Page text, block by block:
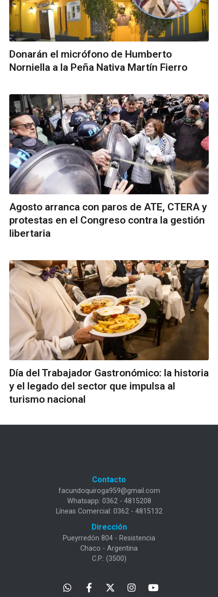
Donarán el micrófono de Humberto
Norniella a la Peña Nativa Martín Fierro
Agosto arranca con paros de ATE, CTERA y
protestas en el Congreso contra la gestión
libertaria
Día del Trabajador Gastronómico: la historia
y el legado del sector que impulsa al
turismo nacional
Contacto
facundoquiroga959@gmail.com
Whatsapp: 0362 - 4815208
Líneas Comercial: 0362 - 4815132
Dirección
Pueyrredón 804 - Resistencia
Chaco - Argentina
C.P.: (3500)